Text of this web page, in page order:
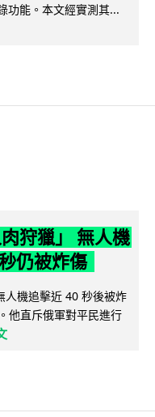
功能。本文經實測其...
狩獵」 無人機
仍被炸傷
人機追擊近 40 秒後被炸
他直斥俄軍對平民進行